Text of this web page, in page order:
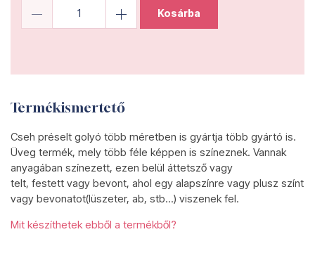
Kosárba
Termékismertető
Cseh préselt golyó több méretben is gyártja több gyártó is.
Üveg termék, mely több féle képpen is színeznek. Vannak
anyagában színezett, ezen belül áttetsző vagy
telt, festett vagy bevont, ahol egy alapszínre vagy plusz színt
vagy bevonatot(lüszeter, ab, stb...) viszenek fel.
Mit készíthetek ebből a termékből?